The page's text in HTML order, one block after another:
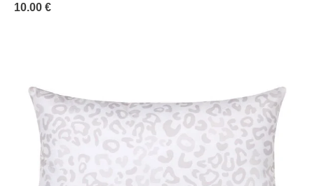
10.00 €